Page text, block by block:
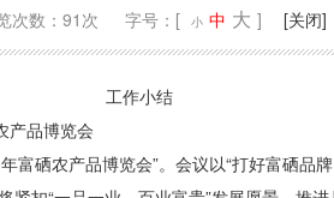
次数：91次 字号：[ 小 中 大 ] [关闭]
工作小结
产品博览会
硒农产品博览会”。会议以“打好富硒品